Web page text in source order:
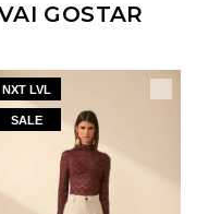
GOSTAR
NXT LVL